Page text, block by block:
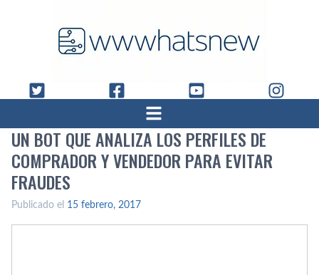
UN BOT QUE ANALIZA LOS PERFILES DE
COMPRADOR Y VENDEDOR PARA EVITAR
FRAUDES
Publicado el 15 febrero, 2017